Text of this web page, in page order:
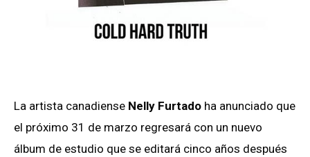
La artista canadiense Nelly Furtado ha anunciado que
el próximo 31 de marzo regresará con un nuevo
álbum de estudio que se editará cinco años después